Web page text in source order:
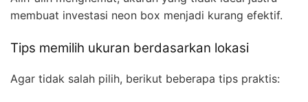
membuat investasi neon box menjadi kurang efektif.
Tips memilih ukuran berdasarkan lokasi
Agar tidak salah pilih, berikut beberapa tips praktis: